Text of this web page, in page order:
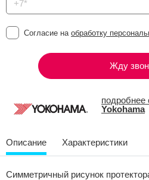
Согласие на обработку
Жду
подробнее
Yokohama
Описание Характеристики
Симметричный рисунок